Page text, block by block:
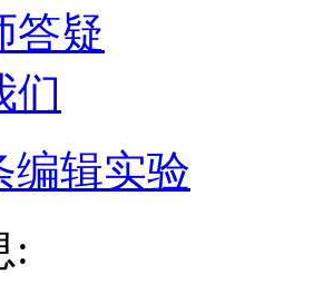
答疑
们
编辑实验
: